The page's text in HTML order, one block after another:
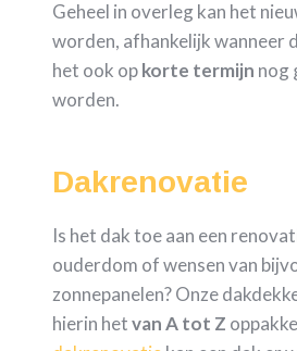
Geheel in overleg kan het
worden, afhankelijk wanneer
het ook opkorte termijn nog
worden.
Dakrenovatie
Is het dak toe aan een
ouderdom of wensen van
zonnepanelen? Onze
hierin hetvan A tot Z